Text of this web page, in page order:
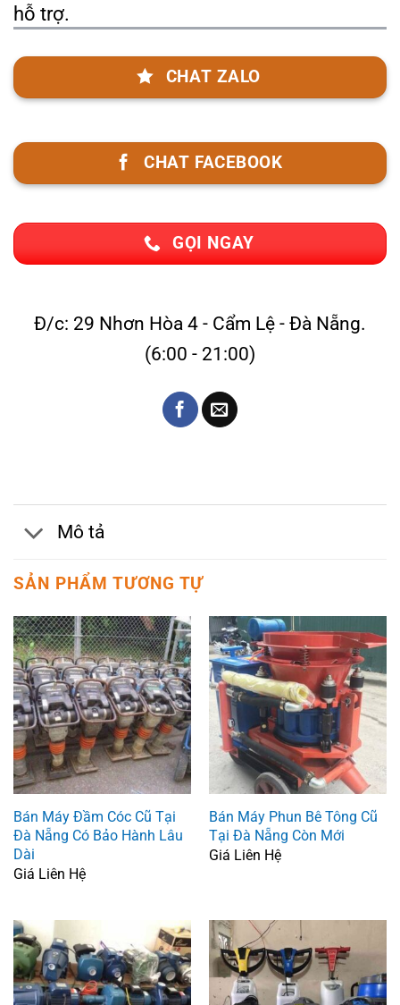
hỗ trợ.
CHAT ZALO
CHAT FACEBOOK
GỌI NGAY
Đ/c: 29 Nhơn Hòa 4 - Cẩm Lệ - Đà Nẵng.
(6:00 - 21:00)
Mô tả
SẢN PHẨM TƯƠNG TỰ
Bán Máy Đầm Cóc Cũ Tại
Đà Nẵng Có Bảo Hành Lâu
Dài
Giá Liên Hệ
Bán Máy Phun Bê Tông Cũ
Tại Đà Nẵng Còn Mới
Giá Liên Hệ